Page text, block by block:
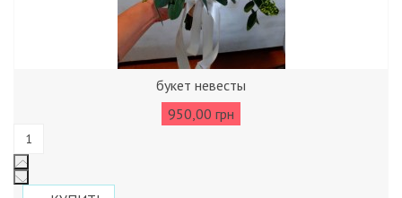
букет невесты
950,00 грн